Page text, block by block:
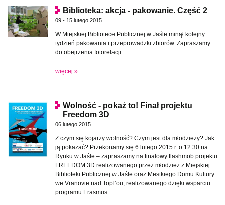
Biblioteka: akcja - pakowanie. Część 2
09 - 15 lutego 2015
W Miejskiej Bibliotece Publicznej w Jaśle minął kolejny
tydzień pakowania i przeprowadzki zbiorów. Zapraszamy
do obejrzenia fotorelacji.
więcej »
Wolność - pokaż to! Finał projektu
Freedom 3D
06 lutego 2015
Z czym się kojarzy wolność? Czym jest dla młodzieży? Jak
ją pokazać? Przekonamy się 6 lutego 2015 r. o 12:30 na
Rynku w Jaśle – zapraszamy na finałowy flashmob projektu
FREEDOM 3D realizowanego przez młodzież z Miejskiej
Biblioteki Publicznej w Jaśle oraz Mestkiego Domu Kultury
we Vranovie nad Topl’ou, realizowanego dzięki wsparciu
programu Erasmus+.